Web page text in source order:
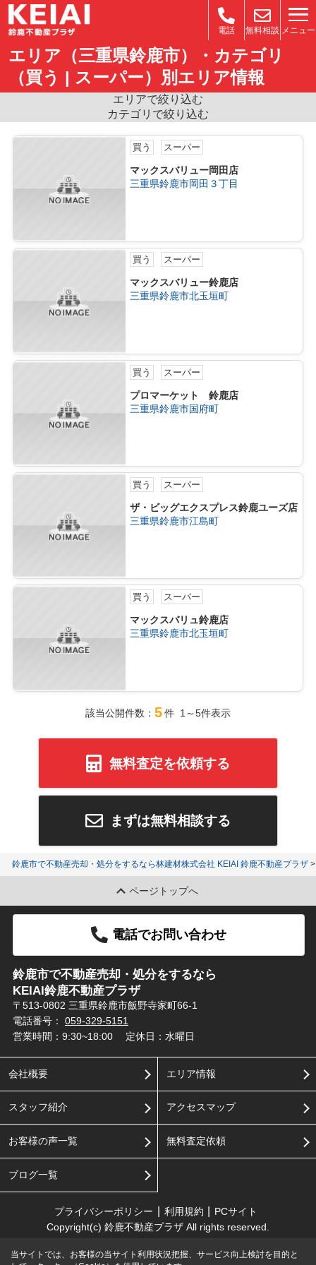
電話 無料相談 メニュー
エリア（三重県鈴鹿市）・カテゴリ
（買う | スーパー）別エリア情報
エリアで絞り込む
カテゴリで絞り込む
買う スーパー
マックスバリュー岡田店
三重県鈴鹿市岡田３丁目
買う スーパー
マックスバリュー鈴鹿店
三重県鈴鹿市北玉垣町
買う スーパー
プロマーケット 鈴鹿店
三重県鈴鹿市国府町
買う スーパー
ザ・ビッグエクスプレス鈴鹿ユーズ店
三重県鈴鹿市江島町
買う スーパー
マックスバリュ鈴鹿店
三重県鈴鹿市北玉垣町
該当公開件数： 5件 1～5件表示
無料査定を依頼する
まずは無料相談する
鈴鹿市で不動産売却・処分をするなら林建材株式会社 KEIAI 鈴鹿不動産プラザ
ページトップへ
電話でお問い合わせ
鈴鹿市で不動産売却・処分をするなら
KEIAI鈴鹿不動産プラザ
〒513-0802 三重県鈴鹿市飯野寺家町66-1
電話番号： 059-329-5151
営業時間：9:30~18:00
定休日：水曜日
会社概要
スタッフ紹介
お客様の声一覧
ブログ一覧
エリア情報
アクセスマップ
無料査定依頼
プライバシーポリシー 利用規約
PCサイト
Copyright(c) 鈴鹿不動産プラザ All rights reserved.
当サイトでは、お客様の当サイト利用状況把握、サービス向上検討を目的と